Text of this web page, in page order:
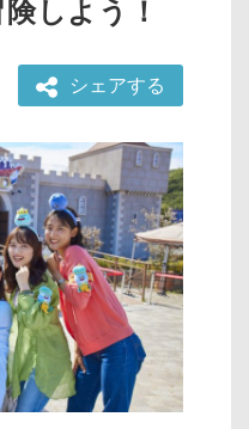
しよう！
シェアする